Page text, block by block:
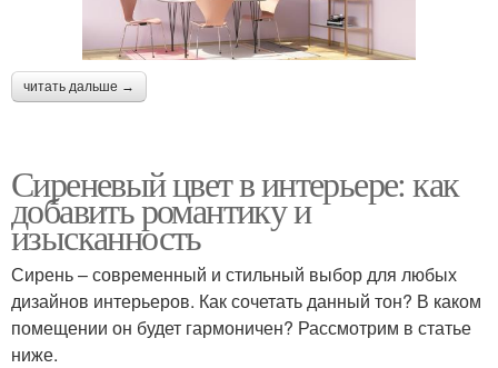
читать дальше →
Сиреневый цвет в интерьере: как
добавить романтику и
изысканность
Сирень – современный и стильный выбор для любых
дизайнов интерьеров. Как сочетать данный тон? В каком
помещении он будет гармоничен? Рассмотрим в статье
ниже.